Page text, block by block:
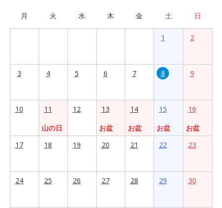
月 火 水 木 金 土 日
1 2
3 4 5 6 7 8 9
10
11
山の日
12
13
お盆
14
お盆
15
お盆
16
お盆
17
18 19 20 21 22 23
24 25 26 27 28 29 30